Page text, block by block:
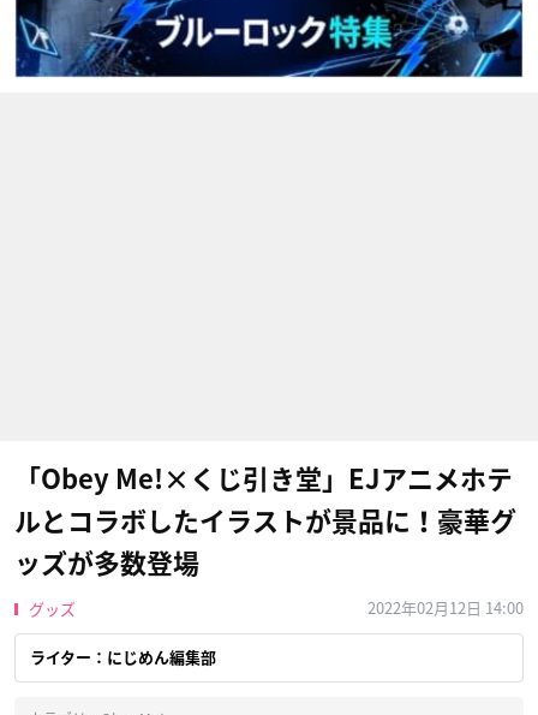
「Obey Me!×くじ引き堂」EJアニメホテ
ルとコラボしたイラストが景品に！豪華グ
ッズが多数登場
グッズ 2022年02月12日 14:00
ライター：にじめん編集部